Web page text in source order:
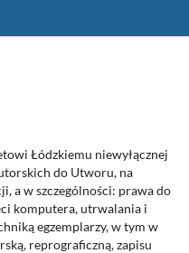
Łódzkiemu niewyłącznej
do Utworu, na
a w szczególności: prawa do
komputera, utrwalania i
egzemplarzy, w tym w
reprograficzną, zapisu